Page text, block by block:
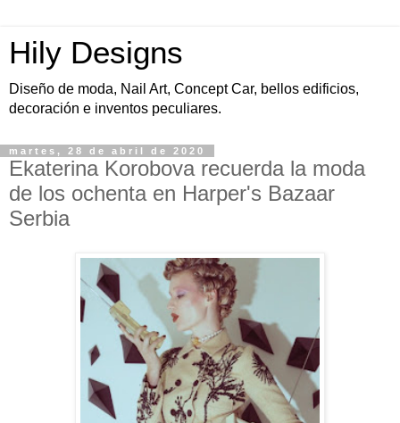
Hily Designs
Diseño de moda, Nail Art, Concept Car, bellos edificios,
decoración e inventos peculiares.
martes, 28 de abril de 2020
Ekaterina Korobova recuerda la moda
de los ochenta en Harper's Bazaar
Serbia